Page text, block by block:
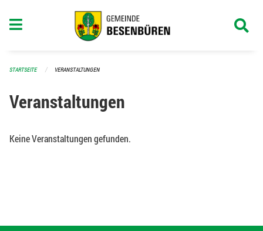
STARTSEITE VERANSTALTUNGEN
Veranstaltungen
Keine Veranstaltungen gefunden.